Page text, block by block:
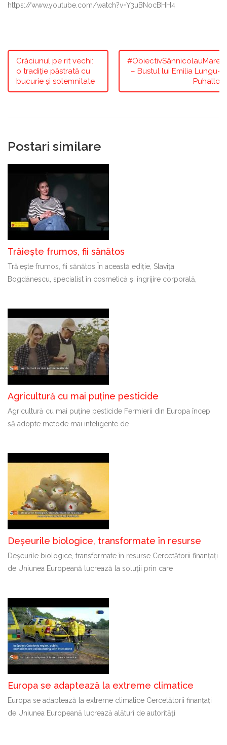
https://www.youtube.com/watch?v=Y3uBNocBHH4
Crăciunul pe rit vechi:
o tradiție păstrată cu
bucurie și solemnitate
#ObiectivSânnicolauMare
– Bustul lui Emilia Lungu-
Puhallo
Postari similare
Trăiește frumos, fii sănătos
Trăiește frumos, fii sănătos În această ediție, Slavița
Bogdănescu, specialist în cosmetică și îngrijire corporală,
Agricultură cu mai puține pesticide
Agricultură cu mai puține pesticide Fermierii din Europa încep
să adopte metode mai inteligente de
Deșeurile biologice, transformate în resurse
Deșeurile biologice, transformate în resurse Cercetătorii finanțați
de Uniunea Europeană lucrează la soluții prin care
Europa se adaptează la extreme climatice
Europa se adaptează la extreme climatice Cercetătorii finanțați
de Uniunea Europeană lucrează alături de autorități